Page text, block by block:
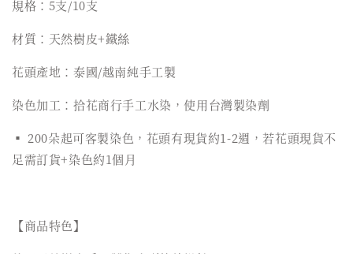
規格：5支/10支
材質：天然樹皮+鐵絲
花頭產地：泰國/越南純手工製
染色加工：拾花商行手工水染，使用台灣製染劑
▪️ 200朵起可客製染色，花頭有現貨約1-2週，若花頭現貨不
足需訂貨+染色約1個月
【商品特色】